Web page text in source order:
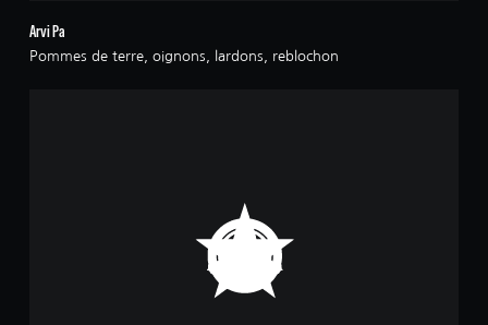
Arvi Pa
Pommes de terre, oignons, lardons, reblochon